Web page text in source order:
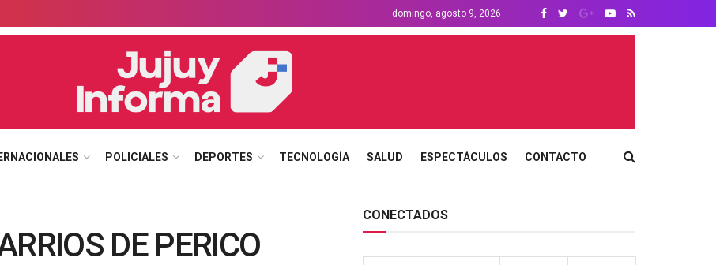
domingo, agosto 9, 2026
POLICIALES DEPORTES TECNOLOGÍA SALUD ESPECTÁCULOS CONTACTO
DE PERICO
CONECTADOS